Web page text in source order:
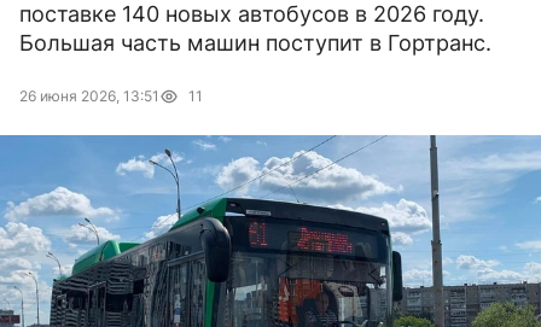
поставке 140 новых автобусов в 2026 году.
Большая часть машин поступит в Гортранс.
26 июня 2026, 13:51 11